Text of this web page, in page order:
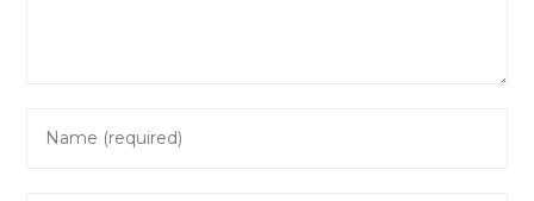
your